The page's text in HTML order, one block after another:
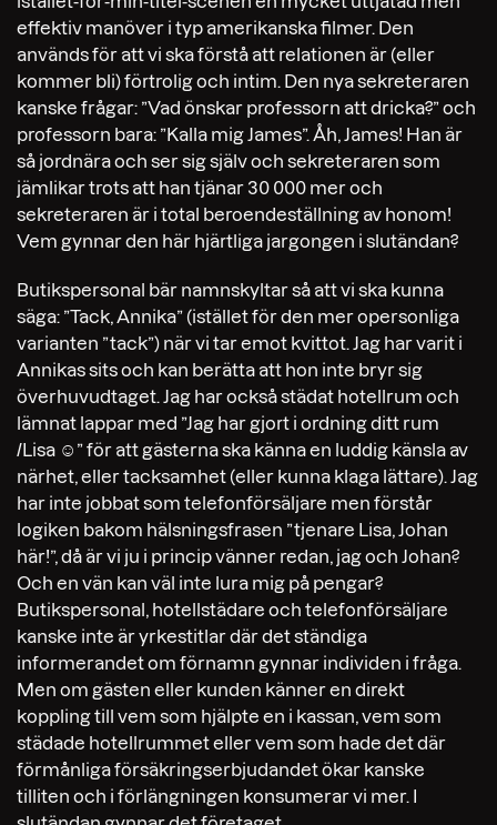
effektiv manöver i typ amerikanska filmer. Den
används för att vi ska förstå att relationen är (eller
kommer bli) förtrolig och intim. Den nya sekreteraren
kanske frågar: ”Vad önskar professorn att dricka?” och
professorn bara: ”Kalla mig James”. Åh, James! Han är
så jordnära och ser sig själv och sekreteraren som
jämlikar trots att han tjänar 30 000 mer och
sekreteraren är i total beroendeställning av honom!
Vem gynnar den här hjärtliga jargongen i slutändan?
Butikspersonal bär namnskyltar så att vi ska kunna
säga: ”Tack, Annika” (istället för den mer opersonliga
varianten ”tack”) när vi tar emot kvittot. Jag har varit i
Annikas sits och kan berätta att hon inte bryr sig
överhuvudtaget. Jag har också städat hotellrum och
lämnat lappar med ”Jag har gjort i ordning ditt rum
/Lisa ☺” för att gästerna ska känna en luddig känsla av
närhet, eller tacksamhet (eller kunna klaga lättare). Jag
har inte jobbat som telefonförsäljare men förstår
logiken bakom hälsningsfrasen ”tjenare Lisa, Johan
här!”, då är vi ju i princip vänner redan, jag och Johan?
Och en vän kan väl inte lura mig på pengar?
Butikspersonal, hotellstädare och telefonförsäljare
kanske inte är yrkestitlar där det ständiga
informerandet om förnamn gynnar individen i fråga.
Men om gästen eller kunden känner en direkt
koppling till vem som hjälpte en i kassan, vem som
städade hotellrummet eller vem som hade det där
förmånliga försäkringserbjudandet ökar kanske
tilliten och i förlängningen konsumerar vi mer. I